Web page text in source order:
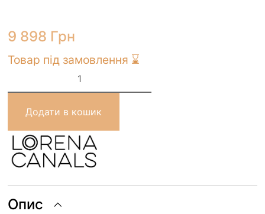
9 898 Грн
Товар під замовлення ⌛
Ігровий
ECOCITY
120х170
кількість
Додати в кошик
Опис